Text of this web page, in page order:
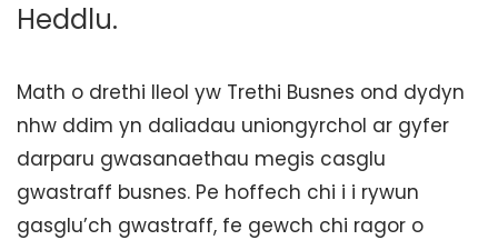
Heddlu.
Math o drethi lleol yw Trethi Busnes ond dydyn
nhw ddim yn daliadau uniongyrchol ar gyfer
darparu gwasanaethau megis casglu
gwastraff busnes. Pe hoffech chi i i rywun
gasglu’ch gwastraff, fe gewch chi ragor o